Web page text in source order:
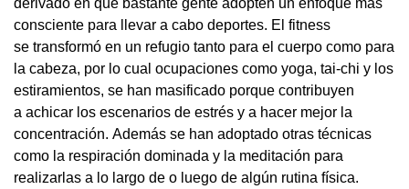
derivado en que bastante gente adopten un enfoque más
consciente para llevar a cabo deportes. El fitness
se transformó en un refugio tanto para el cuerpo como para
la cabeza, por lo cual ocupaciones como yoga, tai-chi y los
estiramientos, se han masificado porque contribuyen
a achicar los escenarios de estrés y a hacer mejor la
concentración. Además se han adoptado otras técnicas
como la respiración dominada y la meditación para
realizarlas a lo largo de o luego de algún rutina física.